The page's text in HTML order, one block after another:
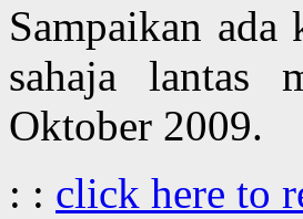
Sampaikan ada
sahaja lantas
Oktober 2009.
: : click here to